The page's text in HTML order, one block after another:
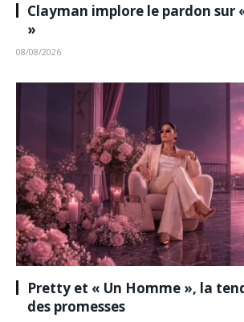
Clayman implore le pardon sur
»
08/08/2026
Pretty et « Un Homme », la
des promesses